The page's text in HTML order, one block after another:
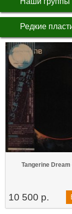
Редкие
Tangerine Dream
10 500 р.